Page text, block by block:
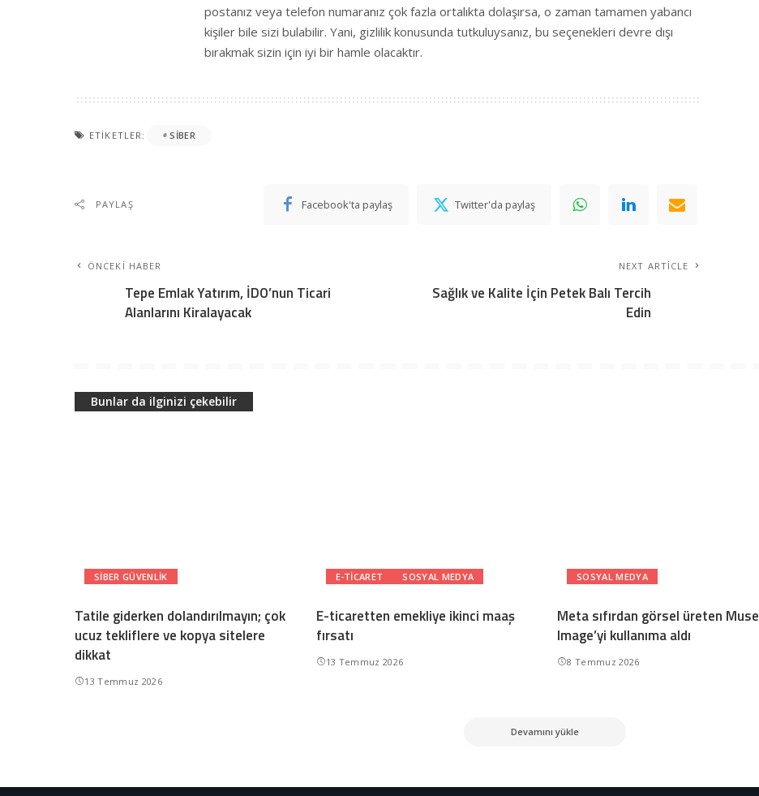
postanız veya telefon numaranız çok fazla ortalıkta dolaşırsa, o zaman tamamen yabancı
kişiler bile sizi bulabilir. Yani, gizlilik konusunda tutkuluysanız, bu seçenekleri devre dışı
bırakmak sizin için iyi bir hamle olacaktır.
ETIKETLER: SIBER
PAYLAŞ Facebook'ta paylaş Twitter'da paylaş
ÖNCEKI HABER
Tepe Emlak Yatırım, İDO’nun Ticari
Alanlarını Kiralayacak
NEXT ARTICLE
Sağlık ve Kalite İçin Petek Balı Tercih
Edin
Bunlar da ilginizi çekebilir
SIBER GÜVENLIK
Tatile giderken dolandırılmayın; çok
ucuz tekliflere ve kopya sitelere
dikkat
13 Temmuz 2026
E-TICARET SOSYAL MEDYA
E-ticaretten emekliye ikinci maaş
fırsatı
13 Temmuz 2026
SOSYAL MEDYA
Meta sıfırdan görsel üreten Muse
Image’yi kullanıma aldı
8 Temmuz 2026
Devamını yükle